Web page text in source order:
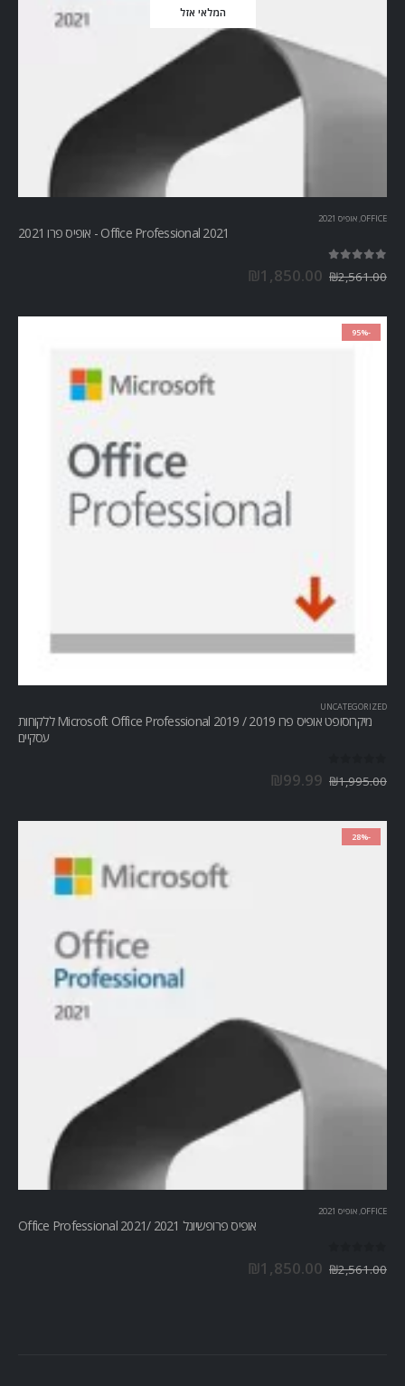
המלאי אזל
OFFICE
, אופיס 2021
Office Professional 2021 - אופיס פרו 2021
₪2,561.00
₪1,850.00
-95%
UNCATEGORIZED
מיקרוסופט אופיס פרו Microsoft Office Professional 2019 / 2019 ללקוחות
עסקיים
₪1,995.00
₪99.99
-28%
OFFICE
, אופיס 2021
אופיס פרופשיונל 2021 /Office Professional 2021
₪2,561.00
₪1,850.00